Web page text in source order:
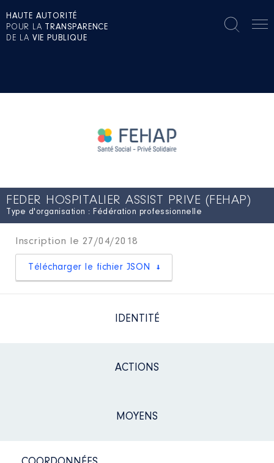
HAUTE AUTORITÉ
POUR LA TRANSPARENCE
DE LA VIE PUBLIQUE
FEDER HOSPITALIER ASSIST PRIVE (FEHAP)
Type d'organisation : Fédération professionnelle
Inscription le 27/04/2018
Télécharger le fichier JSON
IDENTITÉ
ACTIONS
MOYENS